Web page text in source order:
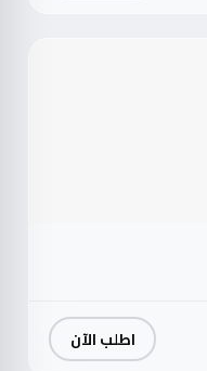
اطلب الآن